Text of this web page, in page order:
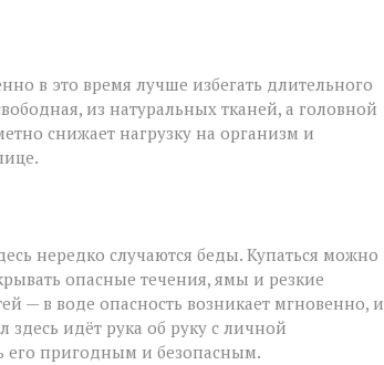
в это время лучше избегать длительного
из натуральных тканей, а головной
снижает нагрузку на организм и
нередко случаются беды. Купаться можно
опасные течения, ямы и резкие
— в воде опасность возникает мгновенно, и
идёт рука об руку с личной
его пригодным и безопасным.